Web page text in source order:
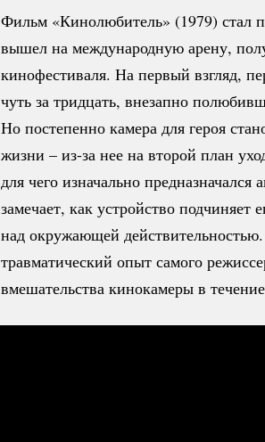
Фильм «Кинолюбитель» (1979) стал
вышел на международную арену,
кинофестиваля. На первый взгляд,
чуть за тридцать, внезапно
Но постепенно камера для героя
жизни – из-за нее на второй план
для чего изначально
замечает, как устройство подчиняет
над окружающей
травматический опыт самого
вмешательства кинокамеры в